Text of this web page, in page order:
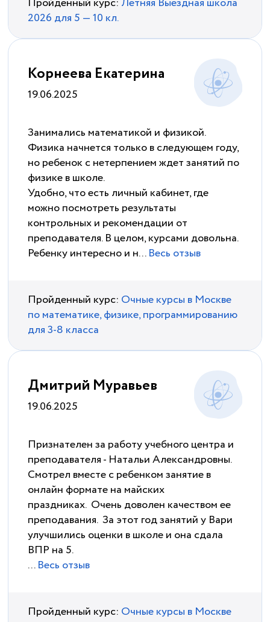
2026 для 5 — 10 кл.
Корнеева Екатерина
19.06.2025
Занимались математикой и физикой.
Физика начнется только в следующем году,
но ребенок с нетерпением ждет занятий по
физике в школе.
Удобно, что есть личный кабинет, где
можно посмотреть результаты
контрольных и рекомендации от
преподавателя. В целом, курсами довольна.
Ребенку интересно и н... Весь отзыв
Пройденный курс: Очные курсы в Москве
по математике, физике, программированию
для 3-8 класса
Дмитрий Муравьев
19.06.2025
Признателен за работу учебного центра и
преподавателя - Натальи Александровны.
Смотрел вместе с ребенком занятие в
онлайн формате на майских
праздниках. Очень доволен качеством ее
преподавания. За этот год занятий у Вари
улучшились оценки в школе и она сдала
ВПР на 5.
... Весь отзыв
Пройденный курс: Очные курсы в Москве